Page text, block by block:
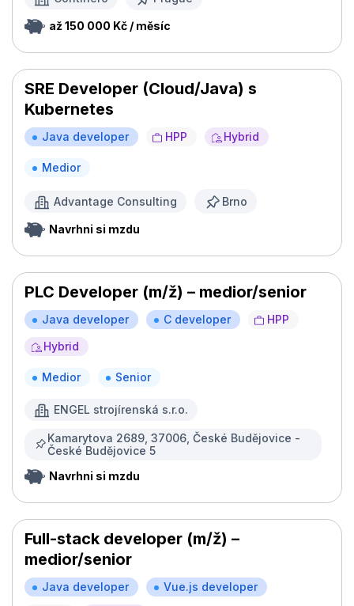
až 150 000 Kč / měsíc
SRE Developer (Cloud/Java) s
Kubernetes
Java developer HPP Hybrid
Medior
Advantage Consulting Brno
Navrhni si mzdu
PLC Developer (m/ž) – medior/senior
Java developer C developer
HPP
Hybrid
Medior Senior
ENGEL strojírenská s.r.o.
Kamarytova 2689, 37006, České Budějovice -
České Budějovice 5
Navrhni si mzdu
Full-stack developer (m/ž) –
medior/senior
Java developer
Vue.js developer